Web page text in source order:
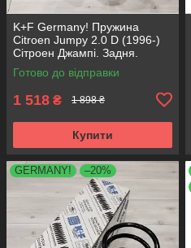
K+F Germany! Пружина
Citroen Jumpy 2.0 D (1996-)
Сітроен Джампі. Задня.
4215600 , RC5267 , 996552.
К+Ф Німеччина
Готово до відправки
1 518 ₴ 1 898 ₴
Купити
GERMANY! –20%